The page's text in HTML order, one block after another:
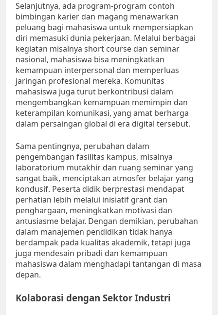
Selanjutnya, ada program-program contoh
bimbingan karier dan magang menawarkan
peluang bagi mahasiswa untuk mempersiapkan
diri memasuki dunia pekerjaan. Melalui berbagai
kegiatan misalnya short course dan seminar
nasional, mahasiswa bisa meningkatkan
kemampuan interpersonal dan memperluas
jaringan profesional mereka. Komunitas
mahasiswa juga turut berkontribusi dalam
mengembangkan kemampuan memimpin dan
keterampilan komunikasi, yang amat berharga
dalam persaingan global di era digital tersebut.
Sama pentingnya, perubahan dalam
pengembangan fasilitas kampus, misalnya
laboratorium mutakhir dan ruang seminar yang
sangat baik, menciptakan atmosfer belajar yang
kondusif. Peserta didik berprestasi mendapat
perhatian lebih melalui inisiatif grant dan
penghargaan, meningkatkan motivasi dan
antusiasme belajar. Dengan demikian, perubahan
dalam manajemen pendidikan tidak hanya
berdampak pada kualitas akademik, tetapi juga
juga mendesain pribadi dan kemampuan
mahasiswa dalam menghadapi tantangan di masa
depan.
Kolaborasi dengan Sektor Industri